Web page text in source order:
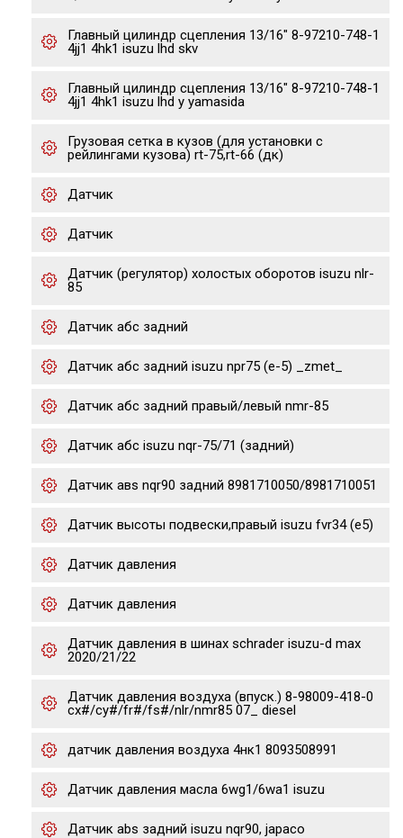
Главный цилиндр сцепления 13/16" 8-97210-748-1
4jj1 4hk1 isuzu lhd skv
Главный цилиндр сцепления 13/16" 8-97210-748-1
4jj1 4hk1 isuzu lhd y yamasida
Грузовая сетка в кузов (для установки с
рейлингами кузова) rt-75,rt-66 (дк)
Датчик
Датчик
Датчик (регулятор) холостых оборотов isuzu nlr-
85
Датчик абс задний
Датчик абс задний isuzu npr75 (е-5) _zmet_
Датчик абс задний правый/левый nmr-85
Датчик абс isuzu nqr-75/71 (задний)
Датчик авs nqr90 задний 8981710050/8981710051
Датчик высоты подвески,правый isuzu fvr34 (e5)
Датчик давления
Датчик давления
Датчик давления в шинах schrader isuzu-d max
2020/21/22
Датчик давления воздуха (впуск.) 8-98009-418-0
cx#/cy#/fr#/fs#/nlr/nmr85 07_ diesel
датчик давления воздуха 4нк1 8093508991
Датчик давления масла 6wg1/6wa1 isuzu
Датчик abs задний isuzu nqr90, japaco